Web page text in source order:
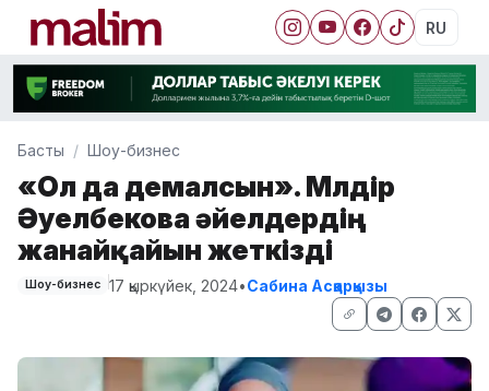
RU
Басты Шоу-бизнес
«Ол да демалсын». Мөлдір
Әуелбекова әйелдердің
жанайқайын жеткізді
Шоу-бизнес 17 қыркүйек, 2024•Сабина Асқарқызы